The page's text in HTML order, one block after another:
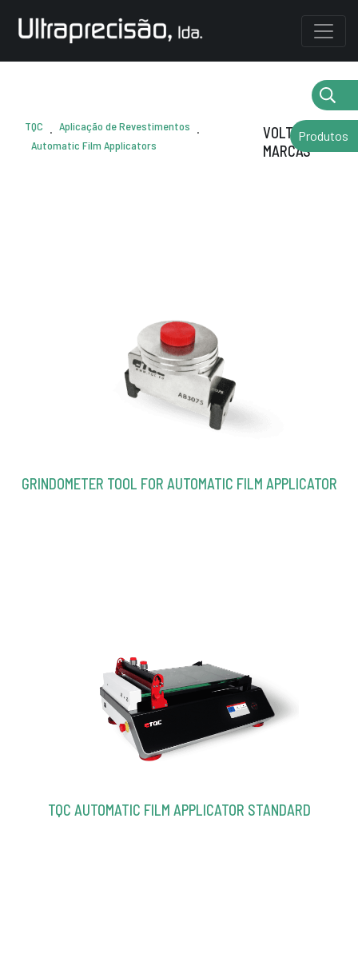
TQC . Aplicação de Revestimentos .
Automatic Film Applicators
VOLTAR AS
MARCAS
GRINDOMETER TOOL FOR AUTOMATIC FILM APPLICATOR
TQC AUTOMATIC FILM APPLICATOR STANDARD
Produtos